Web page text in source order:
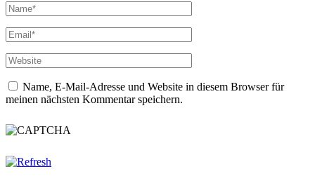
Name, E-Mail-Adresse und Website in diesem Browser für
meinen nächsten Kommentar speichern.